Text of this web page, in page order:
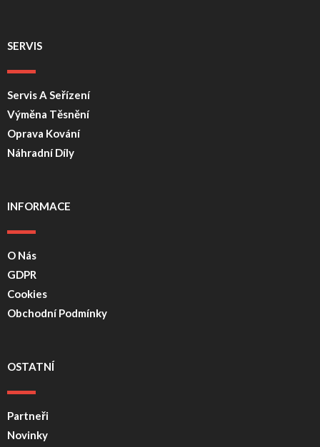
SERVIS
Servis A Seřízení
Výměna Těsnění
Oprava Kování
Náhradní Díly
INFORMACE
O Nás
GDPR
Cookies
Obchodní Podmínky
OSTATNÍ
Partneři
Novinky